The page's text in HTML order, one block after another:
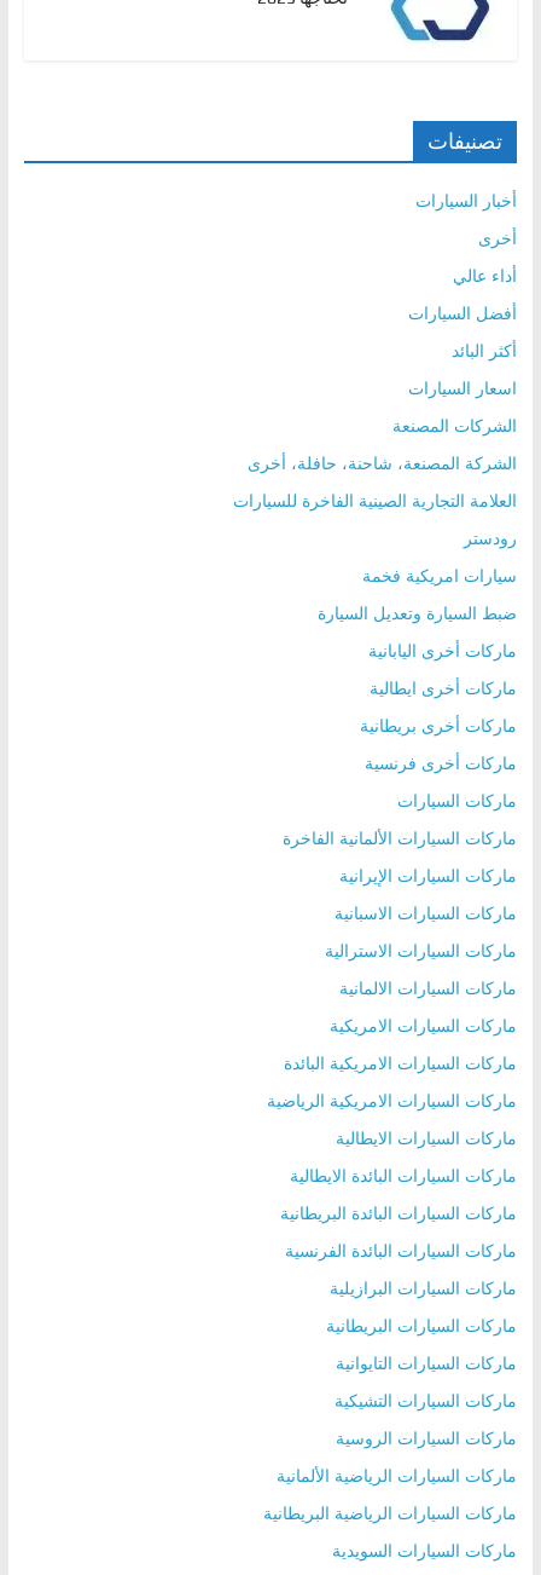
تصنيفات
أخبار السيارات
أخرى
أداء عالي
أفضل السيارات
أكثر البائد
اسعار السيارات
الشركات المصنعة
الشركة المصنعة، شاحنة، حافلة، أخرى
العلامة التجارية الصينية الفاخرة للسيارات
رودستر
سيارات امريكية فخمة
ضبط السيارة وتعديل السيارة
ماركات أخرى اليابانية
ماركات أخرى ايطالية
ماركات أخرى بريطانية
ماركات أخرى فرنسية
ماركات السيارات
ماركات السيارات الألمانية الفاخرة
ماركات السيارات الإيرانية
ماركات السيارات الاسبانية
ماركات السيارات الاسترالية
ماركات السيارات الالمانية
ماركات السيارات الامريكية
ماركات السيارات الامريكية البائدة
ماركات السيارات الامريكية الرياضية
ماركات السيارات الايطالية
ماركات السيارات البائدة الايطالية
ماركات السيارات البائدة البريطانية
ماركات السيارات البائدة الفرنسية
ماركات السيارات البرازيلية
ماركات السيارات البريطانية
ماركات السيارات التايوانية
ماركات السيارات التشيكية
ماركات السيارات الروسية
ماركات السيارات الرياضية الألمانية
ماركات السيارات الرياضية البريطانية
ماركات السيارات السويدية